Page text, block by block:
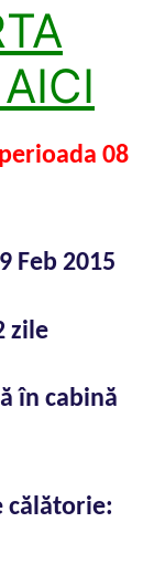
08
Feb 2015
zile
în cabină
călătorie: